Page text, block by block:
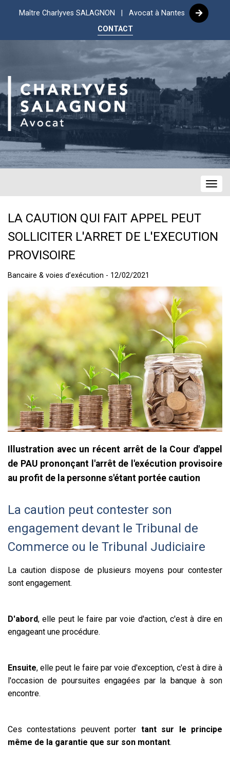
Maître Charlyves SALAGNON | Avocat à Nantes
CONTACT
LA CAUTION QUI FAIT APPEL PEUT
SOLLICITER L'ARRET DE L'EXECUTION
PROVISOIRE
Bancaire & voies d’exécution - 12/02/2021
Illustration avec un récent arrêt de la Cour d'appel
de PAU prononçant l'arrêt de l'exécution provisoire
au profit de la personne s'étant portée caution
La caution peut contester son
engagement devant le Tribunal de
Commerce ou le Tribunal Judiciaire
La caution dispose de plusieurs moyens pour contester
sont engagement.
D'abord, elle peut le faire par voie d'action, c'est à dire en
engageant une procédure.
Ensuite, elle peut le faire par voie d'exception, c'est à dire à
l'occasion de poursuites engagées par la banque à son
encontre.
Ces contestations peuvent porter tant sur le principe
même de la garantie que sur son montant.